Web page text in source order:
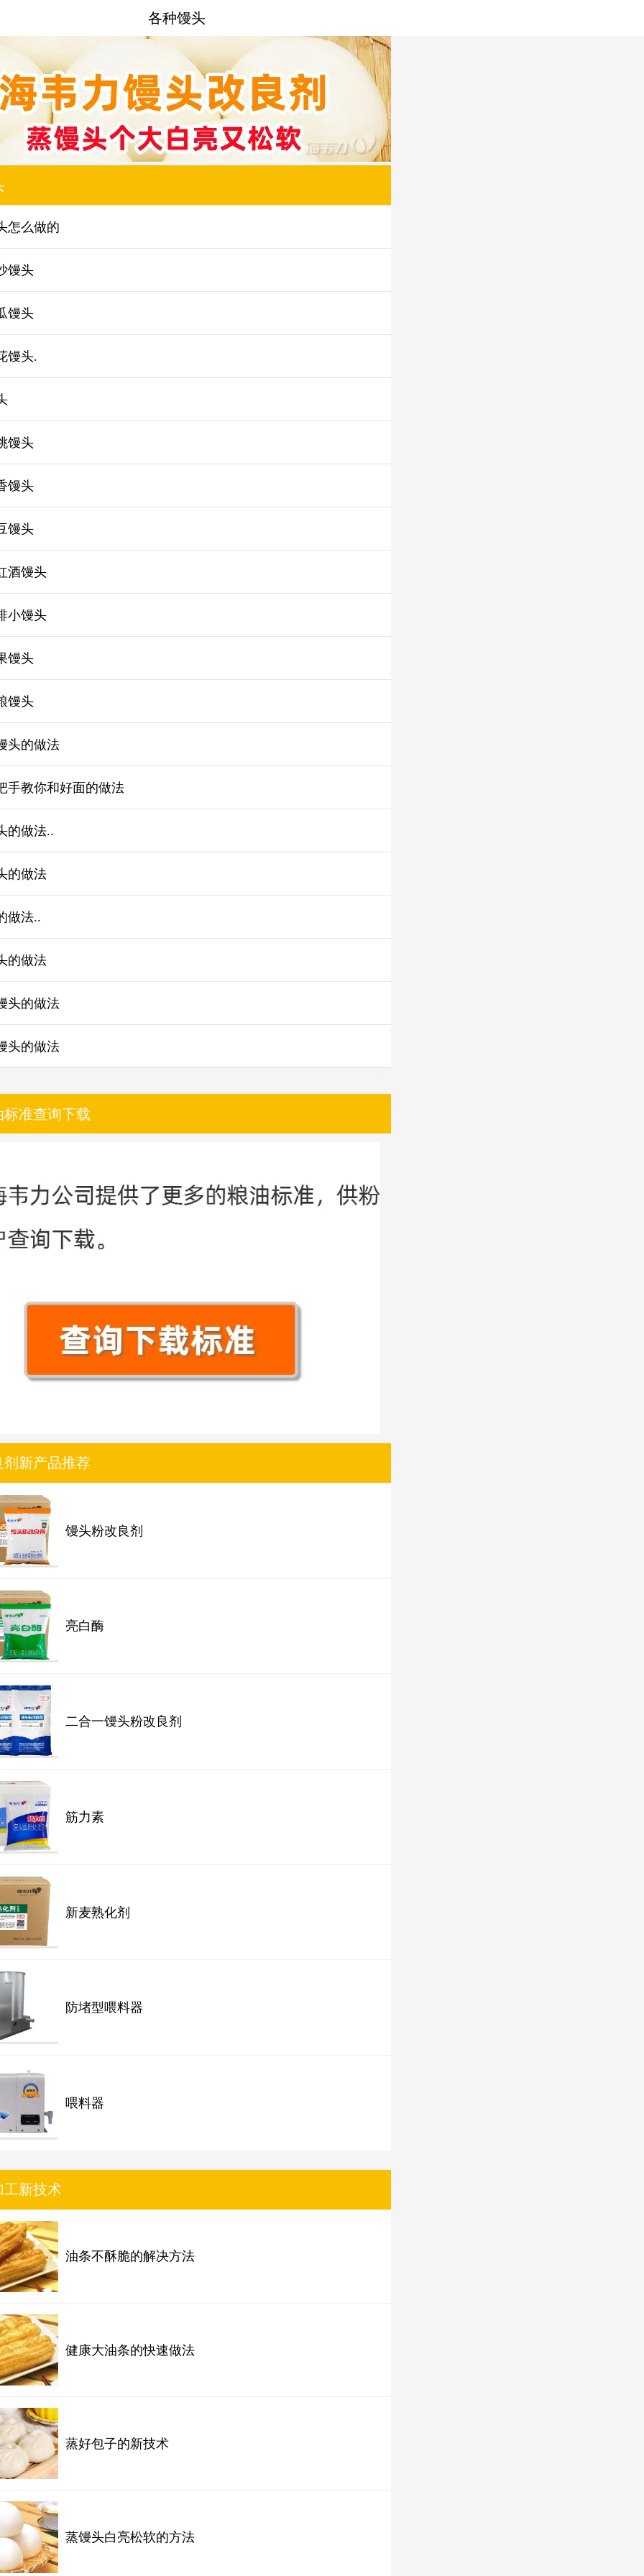
各种馒头
怎么做的
馒头
馒头
馒头.
馒头
馒头
馒头
酒馒头
小馒头
馒头
馒头
头的做法
手教你和好面的做法
的做法..
的做法
做法..
的做法
头的做法
头的做法
标准查询下载
剂新产品推荐
馒头粉改良剂
亮白酶
二合一馒头粉改良剂
筋力素
新麦熟化剂
防堵型喂料器
喂料器
工新技术
油条不酥脆的解决方法
健康大油条的快速做法
蒸好包子的新技术
蒸馒头白亮松软的方法